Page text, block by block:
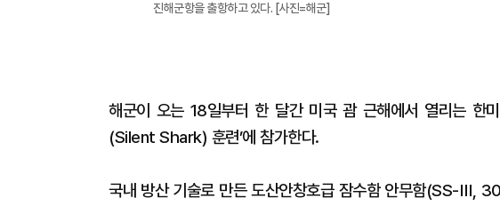
진해군항을 출항하고 있다. [사진=해군]
해군이 오는 18일부터 한 달간 미국 괌 근해에서 열리는 한
(Silent Shark) 훈련’에 참가한다.
국내 방산 기술로 만든 도산안창호급 잠수함 안무함(SS-Ⅲ,